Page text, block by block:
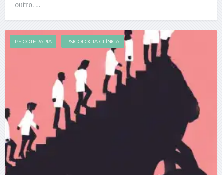
outro. …
PSICOTERAPIA PSICOLOGIA CLÍNICA